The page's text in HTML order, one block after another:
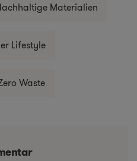
Materialien
Lifestyle
Waste